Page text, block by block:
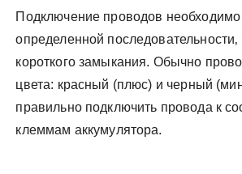
Подключение проводов
определенной
короткого замыкания. Обычно
цвета: красный (плюс) и черный
правильно подключить провода к
клеммам аккумулятора.